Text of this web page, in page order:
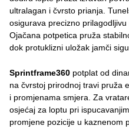
ultralagan i čvrsto prianja.
osigurava precizno
Ojačana potpetica pruža
dok protuklizni uložak jamči
Sprintframe360 potplat od
na čvrstoj prirodnoj travi pruža
i promjenama smjera. Za
osjećaj za loptu pri
promjene pozicije u kaznenom